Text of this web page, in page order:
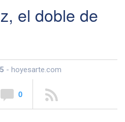
el doble de
- hoyesarte.com
0